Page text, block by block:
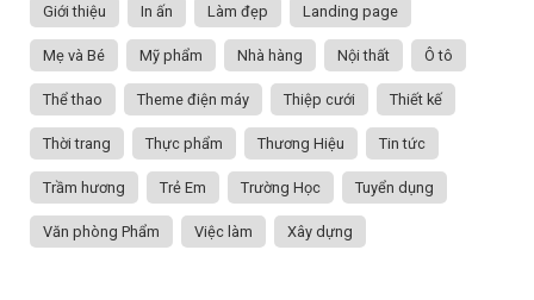
Giới thiệu In ấn Làm đẹp Landing page
Mẹ và Bé Mỹ phẩm Nhà hàng Nội thất Ô tô
Thể thao Theme điện máy Thiệp cưới Thiết kế
Thời trang Thực phẩm Thương Hiệu Tin tức
Trầm hương Trẻ Em Trường Học Tuyển dụng
Văn phòng Phẩm Việc làm Xây dựng